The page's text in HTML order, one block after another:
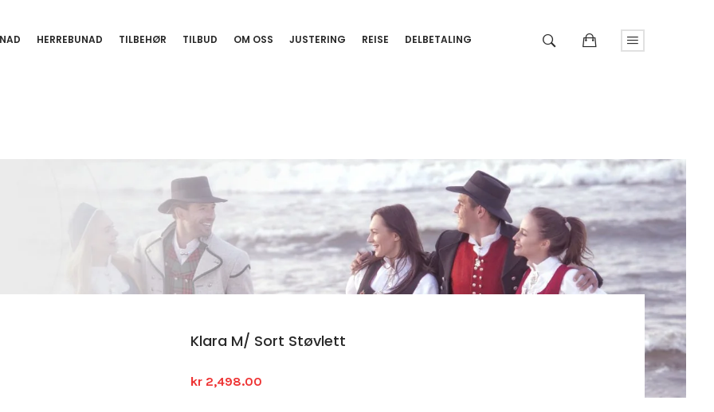
HERREBUNAD TILBEHØR TILBUD OM OSS JUSTERING REISE DELBETALING
Klara M/ Sort Støvlett
kr 2,498.00